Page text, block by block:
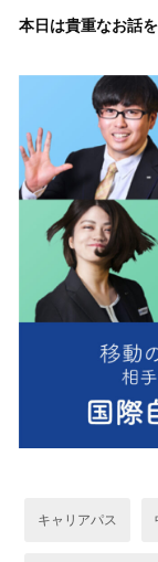
本日は貴重なお話
キャリアパス